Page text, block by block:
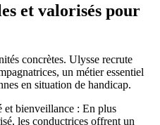
et valorisés pour
concrètes. Ulysse recrute
un métier essentiel
en situation de handicap.
bienveillance : En plus
les conductrices offrent un